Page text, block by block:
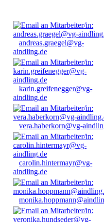
andreas.graegel@vg-
aindling.de
karin.greifenegger@vg-
aindling.de
vera.haberkorn@vg-
carolin.hintermayr@vg-
aindling.de